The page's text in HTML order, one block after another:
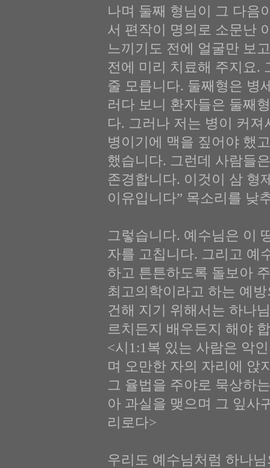
나며 둘째 형님이 그 다음
서 편작이 명의로 소문난
느끼기도 전에 얼굴만 보
전에 미리 치료해 주지요.
줄 모릅니다. 둘째형은 병
러다 보니 환자들은 둘째
다. 그러나 저는 병이 커
병이기에 맥을 짚어야 했
했습니다. 그런데 사람들
존경합니다. 이것이 삼 형
이유입니다” 목소리를 낮
그렇습니다. 예수님은 이
자를 고칩니다. 그리고 예
하고 튼튼하도록 돌보아
최고의학이라고 하는 예
건해 지기 위해서는 하나
르치든지 배우든지 해야
<시1:1복 있는 사람은 악
며 오만한 자의 자리에 앉
그 율법을 주야로 묵상하
아 과실을 맺으며 그 잎사
리로다>
우리도 예수님처럼 하나